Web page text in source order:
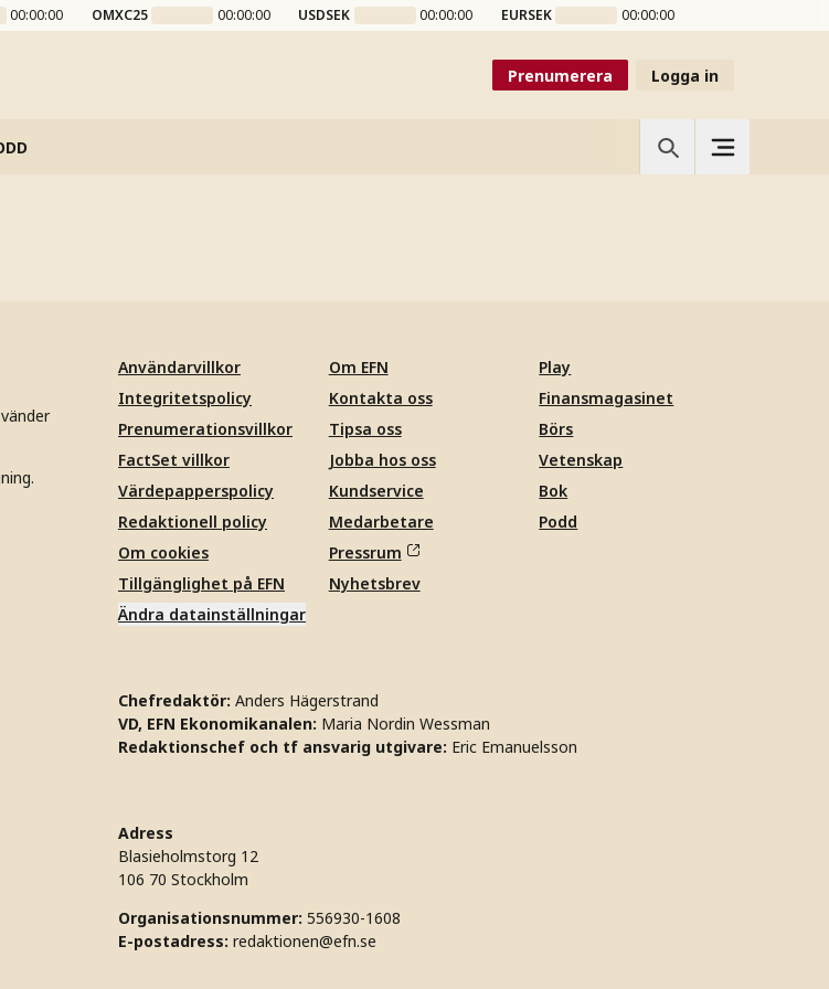
00:00:00 OMXC25 00:00:00 USDSEK 00:00:00 EURSEK 00:00:00
Prenumerera Logga in
Användarvillkor
Integritetspolicy
Prenumerationsvillkor
FactSet villkor
Värdepapperspolicy
Redaktionell policy
Om cookies
Tillgänglighet på EFN
Ändra datainställningar
Om EFN
Kontakta oss
Tipsa oss
Jobba hos oss
Kundservice
Medarbetare
Pressrum
Nyhetsbrev
Play
Finansmagasinet
Börs
Vetenskap
Bok
Podd
Chefredaktör: Anders Hägerstrand
VD, EFN Ekonomikanalen: Maria Nordin Wessman
Redaktionschef och tf ansvarig utgivare: Eric Emanuelsson
Adress
Blasieholmstorg 12
106 70 Stockholm
Organisationsnummer: 556930-1608
E-postadress: redaktionen@efn.se